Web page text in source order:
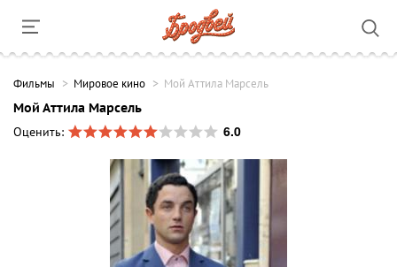
Фильмы Мировое кино Мой Аттила Марсель
Мой Аттила Марсель
Оценить:
6.0